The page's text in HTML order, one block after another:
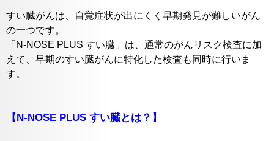
すい臓がんは、自覚症状が出にくく早期発見が難しいがん
の一つです。
「N-NOSE PLUS すい臓」は、通常のがんリスク検査に加
えて、早期のすい臓がんに特化した検査も同時に行いま
す。
【N-NOSE PLUS すい臓とは？】